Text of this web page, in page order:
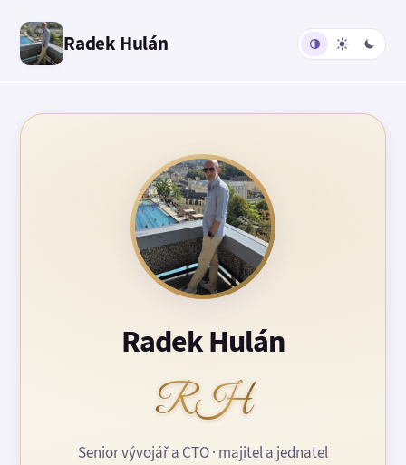
Radek Hulán
Radek Hulán
RH
Senior vývojář a CTO · majitel a jednatel